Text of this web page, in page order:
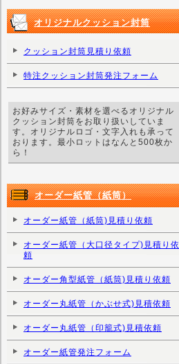
オリジナルクッション封筒
クッション封筒見積り依頼
特注クッション封筒発注フォーム
お好みサイズ・素材を選べるオリジナル
クッション封筒をお取り扱いしていま
す。オリジナルロゴ・文字入れも承って
おります。最小ロットはなんと500枚か
ら！
オーダー紙管（紙筒）
オーダー紙管（紙筒)見積り依頼
オーダー紙管（大口径タイプ)見積り依
頼
オーダー角型紙管（紙筒)見積り依頼
オーダー丸紙管（かぶせ式)見積依頼
オーダー丸紙管（印籠式)見積依頼
オーダー紙管発注フォーム